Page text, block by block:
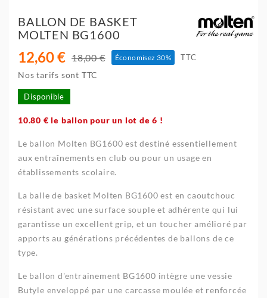
BALLON DE BASKET
MOLTEN BG1600
12,60 € 18,00 € Économisez 30% TTC
Nos tarifs sont TTC
Disponible
10.80 € le ballon pour un lot de 6 !
Le ballon Molten BG1600 est destiné essentiellement
aux entraînements en club ou pour un usage en
établissements scolaire.
La balle de basket Molten BG1600 est en caoutchouc
résistant avec une surface souple et adhérente qui lui
garantisse un excellent grip, et un toucher amélioré par
apports au générations précédentes de ballons de ce
type.
Le ballon d'entrainement BG1600 intègre une vessie
Butyle enveloppé par une carcasse moulée et renforcée